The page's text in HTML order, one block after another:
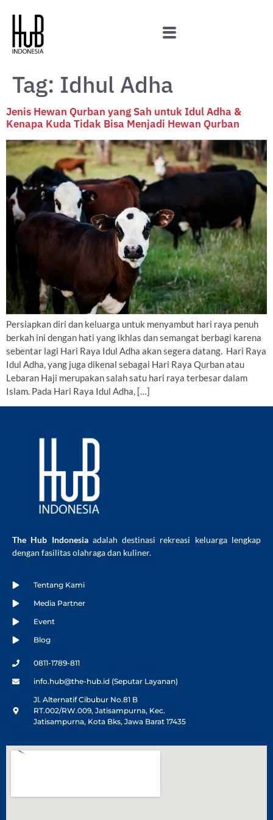
Tag: Idhul Adha
Jenis Hewan Qurban yang Sah untuk Idul Adha &
Kenapa Kuda Tidak Bisa Menjadi Hewan Qurban
Persiapkan diri dan keluarga untuk menyambut hari raya penuh
berkah ini dengan hati yang ikhlas dan semangat berbagi karena
sebentar lagi Hari Raya Idul Adha akan segera datang. Hari Raya
Idul Adha, yang juga dikenal sebagai Hari Raya Qurban atau
Lebaran Haji merupakan salah satu hari raya terbesar dalam
Islam. Pada Hari Raya Idul Adha, […]
The Hub Indonesiaadalah destinasi rekreasi keluarga lengkap
dengan fasilitas olahraga dan kuliner.
Tentang Kami
Media Partner
Event
Blog
0811-1789-811
info.hub@the-hub.id (Seputar Layanan)
Jl. Alternatif Cibubur No.81 B
RT.002/RW.009, Jatisampurna, Kec.
Jatisampurna, Kota Bks, Jawa Barat 17435